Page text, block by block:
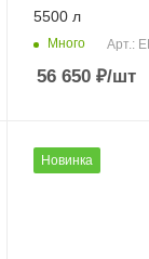
5500 л
Много Арт.:
56 650₽/шт
Новинка